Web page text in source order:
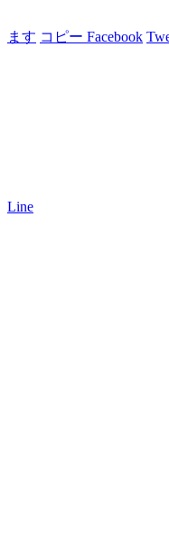
ます コピー Facebook
Line